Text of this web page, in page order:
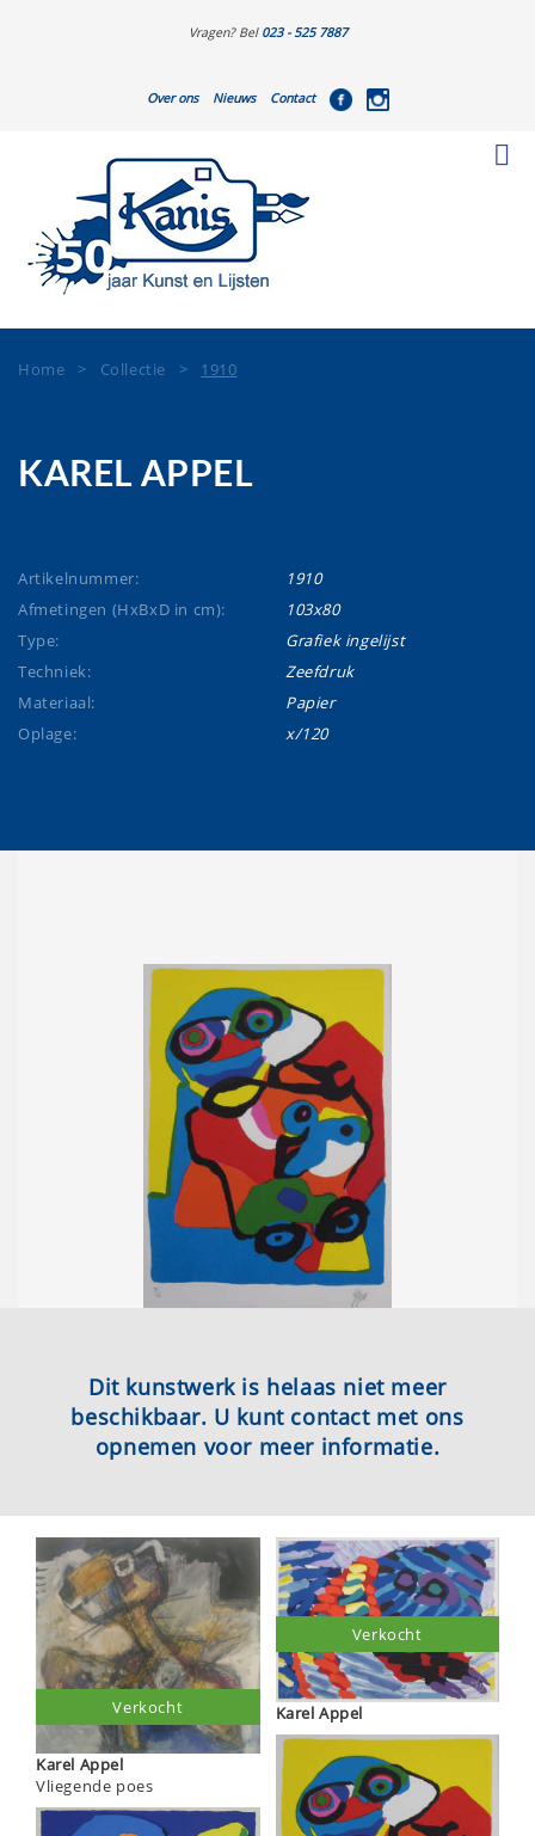
Vragen? Bel 023 - 525 7887
Over ons Nieuws Contact
Home > Collectie > 1910
KAREL APPEL
Artikelnummer:
1910
Afmetingen (HxBxD in cm):
103x80
Type:
Grafiek ingelijst
Techniek:
Zeefdruk
Materiaal:
Papier
Oplage:
x/120
Dit kunstwerk is helaas niet meer
beschikbaar. U kunt contact met ons
opnemen voor meer informatie.
Karel Appel
Vliegende poes
Verkocht Karel Appel
Verkocht